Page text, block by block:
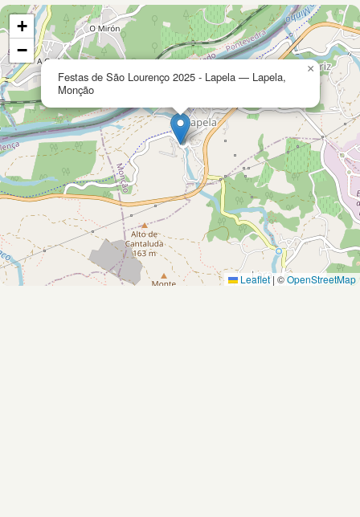
Festas de São Lourenço 2025 - Lapela — Lapela,
Monção
×
+
−
Leaflet | ©OpenStreetMap